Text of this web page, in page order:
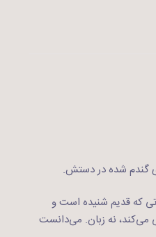
گندم شده در دستش.
که قدیم شنیده‌ است و
می‌کند، نه زبان. می‌دانست